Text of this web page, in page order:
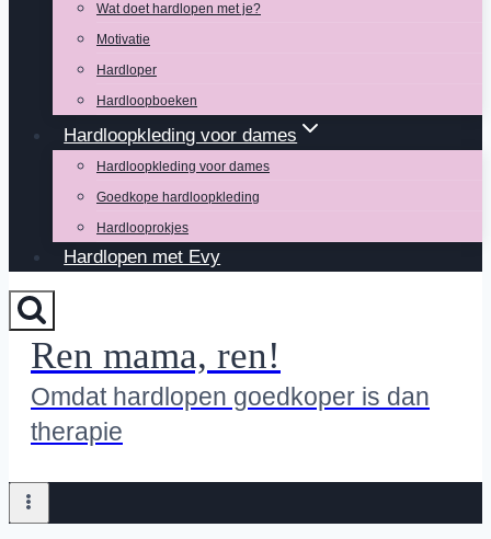
Wat doet hardlopen met je?
Motivatie
Hardloper
Hardloopboeken
Hardloopkleding voor dames
Hardloopkleding voor dames
Goedkope hardloopkleding
Hardlooprokjes
Hardlopen met Evy
Ren mama, ren!
Omdat hardlopen goedkoper is dan
therapie